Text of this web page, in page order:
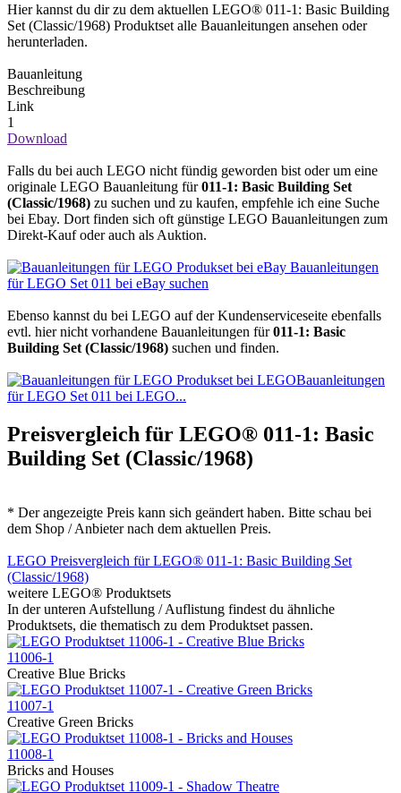
Hier kannst du dir zu dem aktuellen LEGO® 011-1: Basic Building
Set (Classic/1968) Produktset alle Bauanleitungen ansehen oder
herunterladen.
Bauanleitung
Beschreibung
Link
1
Download
Falls du bei auch LEGO nicht fündig geworden bist oder um eine
originale LEGO Bauanleitung für011-1: Basic Building Set
(Classic/1968) zu suchen und zu kaufen, empfehle ich eine Suche
bei Ebay. Dort finden sich oft günstige LEGO Bauanleitungen zum
Direkt-Kauf oder auch als Auktion.
Bauanleitungen
für LEGO Set 011 bei eBay suchen
Ebenso kannst du bei LEGO auf der Kundenserviceseite ebenfalls
evtl. hier nicht vorhandene Bauanleitungen für011-1: Basic
Building Set (Classic/1968) suchen und finden.
Bauanleitungen
für LEGO Set 011 bei LEGO...
Preisvergleich für LEGO® 011-1: Basic
Building Set (Classic/1968)
* Der angezeigte Preis kann sich geändert haben. Bitte schau bei
dem Shop / Anbieter nach dem aktuellen Preis.
LEGO Preisvergleich für LEGO® 011-1: Basic Building Set
(Classic/1968)
weitere LEGO® Produktsets
In der unteren Aufstellung / Auflistung findest du ähnliche
Produktsets, die thematisch zu dem Produktset passen.
11006-1
Creative Blue Bricks
11007-1
Creative Green Bricks
11008-1
Bricks and Houses